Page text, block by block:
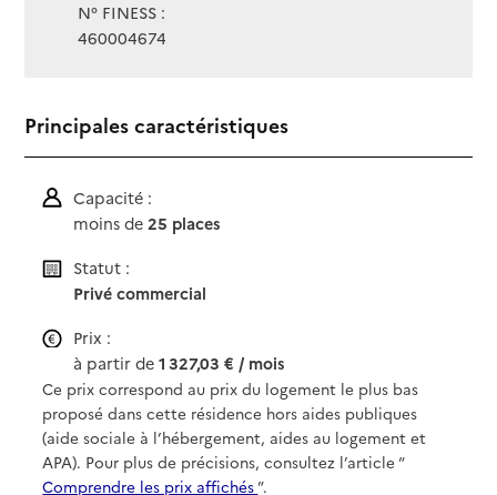
N° FINESS :
460004674
Principales caractéristiques
Capacité :
moins de25 places
Statut :
Privé commercial
Prix :
à partir de1 327,03 € / mois
Ce prix correspond au prix du logement le plus bas
proposé dans cette résidence hors aides publiques
(aide sociale à l’hébergement, aides au logement et
APA). Pour plus de précisions, consultez l’article “
Comprendre les prix affichés”.